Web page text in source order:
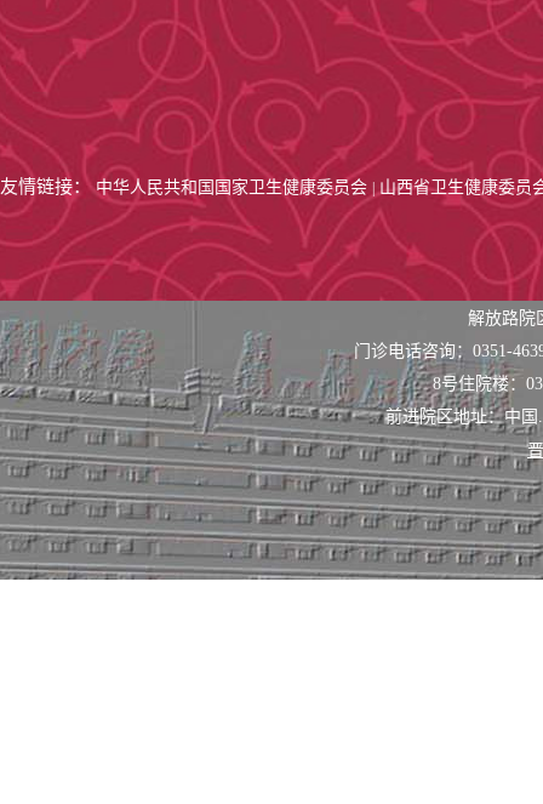
友情链接：中华人民共和国国家卫生健康委员会 山西省卫生健康委员
解放路
门诊电话咨询：0351-
8号住院楼：
前进院区地址：中